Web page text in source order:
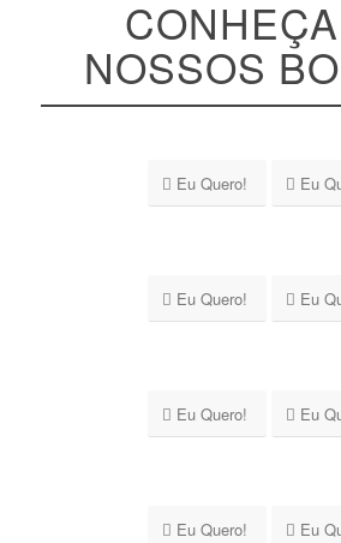
NOSSOS
Eu Quero! Eu
Eu Quero! Eu
Eu Quero! Eu
Eu Quero! Eu